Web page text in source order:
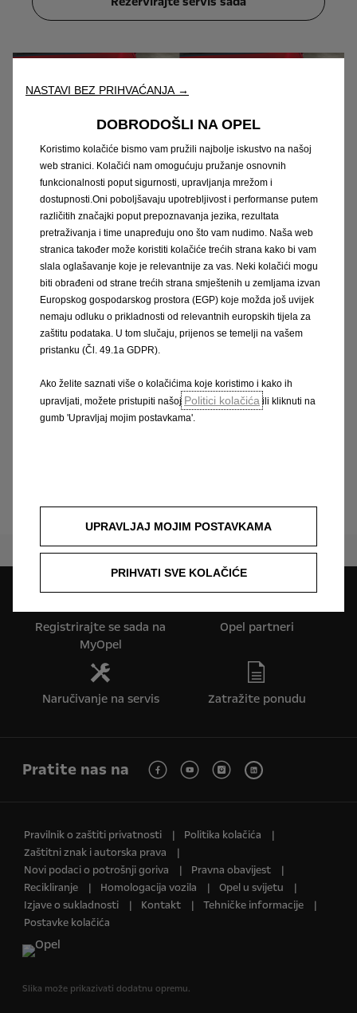
Popravak mrlja i ogrebotina
Manja oštećenja karoserije vozila, ogrebotine
nastale prilikom parkiranja – događa se
ponekad. No, zahvaljujući našoj inovativnoj
veće dijelove oštećenog laka. Lokalizirani
popravak boje je fleksibilan, štedi vrijeme i jeftin
je.
Registrirajte se sada na
MyOpel
Opel partneri
Naručivanje na servis Zatražite ponudu
Pratite nas na
Pravilnik o zaštiti privatnosti
Politika kolačića
Zaštitni znak i autorska prava
Novi podaci o potrošnji goriva
Pravna obavijest
Recikliranje
Homologacija vozila
Opel u svijetu
Izjave o sukladnosti
Kontakt
Tehničke informacije
Postavke kolačića
Slika može prikazivati dodatnu opremu.
NASTAVI BEZ PRIHVAĆANJA →
DOBRODOŠLI NA OPEL
Koristimo kolačiće bismo vam pružili najbolje iskustvo na našoj
web stranici. Kolačići nam omogućuju pružanje osnovnih
funkcionalnosti poput sigurnosti, upravljanja mrežom i
dostupnosti.Oni poboljšavaju upotrebljivost i performanse putem
različitih značajki poput prepoznavanja jezika, rezultata
pretraživanja i time unapređuju ono što vam nudimo. Naša web
stranica također može koristiti kolačiće trećih strana kako bi vam
slala oglašavanje koje je relevantnije za vas. Neki kolačići mogu
biti obrađeni od strane trećih strana smještenih u zemljama izvan
Europskog gospodarskog prostora (EGP) koje možda još uvijek
nemaju odluku o prikladnosti od relevantnih europskih tijela za
zaštitu podataka. U tom slučaju, prijenos se temelji na vašem
pristanku (Čl. 49.1a GDPR).
Ako želite saznati više o kolačićima koje koristimo i kako ih
upravljati, možete pristupiti našoj Politici kolačića ili kliknuti na
gumb 'Upravljaj mojim postavkama'.
UPRAVLJAJ MOJIM POSTAVKAMA
PRIHVATI SVE KOLAČIĆE